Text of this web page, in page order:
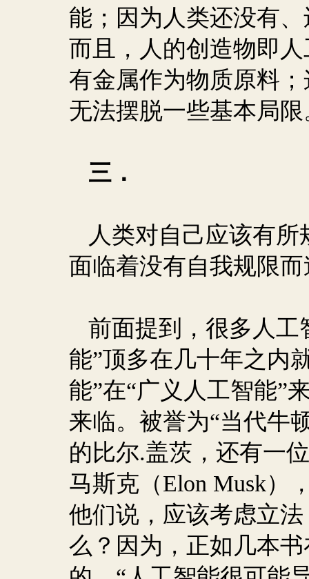
能；因为人类还没有
而且，人的创造物即
有金属作为物质原料
无法摆脱一些基本局限
三．
人类对自己应该有
面临着没有自我规限
前面提到，很多人工
能”顶多在几十年之内
能”在“广义人工智能”
来临。被誉为“当代牛
的比尔.盖茨，还有一
马斯克（Elon Musk）
他们说，应该考虑立
么？因为，正如几本